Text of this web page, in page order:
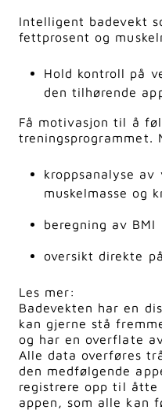
Intelligent badevekt
fettprosent og
Hold kontroll på
den tilhørende
Få motivasjon til å
treningsprogrammet.
kroppsanalyse
muskelmasse og
beregning av BMI
oversikt direkte
Les mer:
Badevekten har en
kan gjerne stå
og har en overflate
Alle data overføres
den medfølgende
registrere opp til åtte
appen, som alle kan